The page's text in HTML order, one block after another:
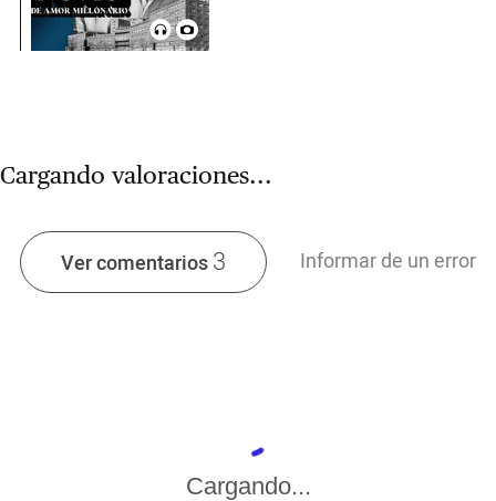
Cargando valoraciones...
Ver comentarios3 Informar de un error
Cargando...